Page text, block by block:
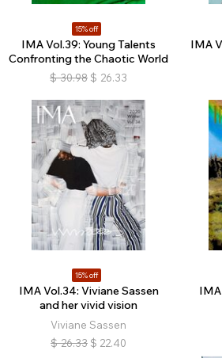
15% off
IMA Vol.39: Young Talents
Confronting the Chaotic World
$ 30.98 $ 26.33
IMA
15% off
IMA Vol.34: Viviane Sassen
and her vivid vision
Viviane Sassen
$ 26.33 $ 22.40